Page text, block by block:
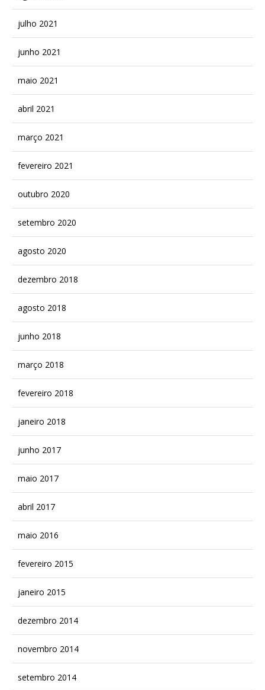
julho 2021
junho 2021
maio 2021
abril 2021
março 2021
fevereiro 2021
outubro 2020
setembro 2020
agosto 2020
dezembro 2018
agosto 2018
junho 2018
março 2018
fevereiro 2018
janeiro 2018
junho 2017
maio 2017
abril 2017
maio 2016
fevereiro 2015
janeiro 2015
dezembro 2014
novembro 2014
setembro 2014